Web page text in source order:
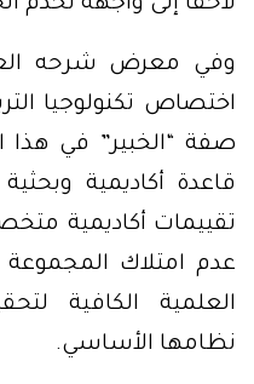
لاحقًا إلى واجهة تخدم
وفي معرض شرحه
اختصاص تكنولوجيا
صفة “الخبير” في
قاعدة أكاديمية
تقييمات أكاديمية
عدم امتلاك المجموعة
العلمية الكافية
نظامها الأساسي.